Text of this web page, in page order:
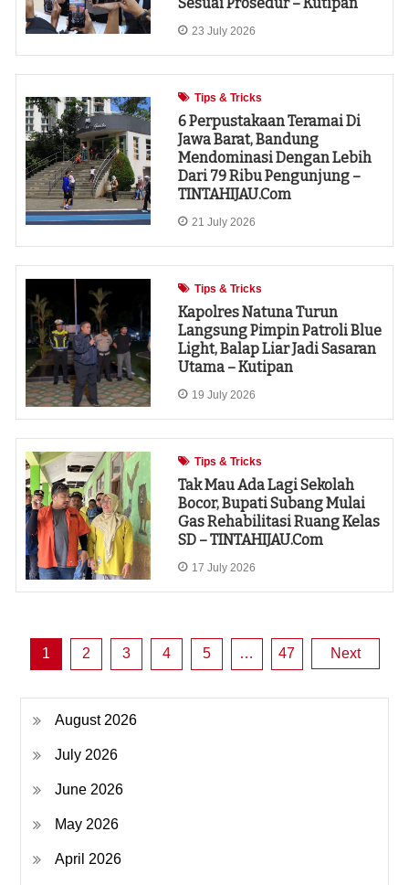
23 July 2026
Tips & Tricks
6 Perpustakaan Teramai Di
Jawa Barat, Bandung
Mendominasi Dengan Lebih
Dari 79 Ribu Pengunjung –
TINTAHIJAU.com
21 July 2026
Tips & Tricks
Kapolres Natuna Turun
Langsung Pimpin Patroli Blue
Light, Balap Liar Jadi Sasaran
Utama – Kutipan
19 July 2026
Tips & Tricks
Tak Mau Ada Lagi Sekolah
Bocor, Bupati Subang Mulai
Gas Rehabilitasi Ruang Kelas
SD – TINTAHIJAU.com
17 July 2026
Posts
pagination
1 2 3 4 5 … 47 Next
August 2026
July 2026
June 2026
May 2026
April 2026